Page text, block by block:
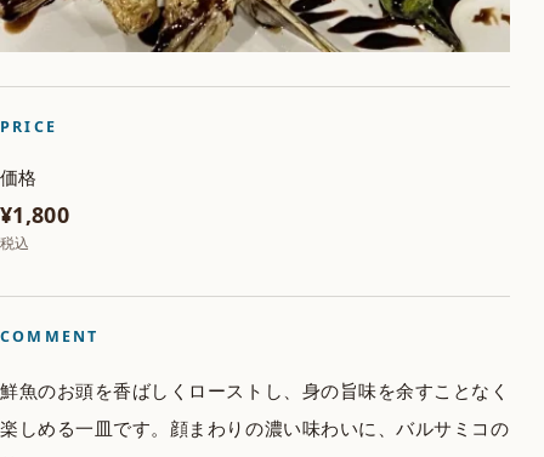
PRICE
価格
¥1,800
税込
COMMENT
鮮魚のお頭を香ばしくローストし、身の旨味を余すことなく
楽しめる一皿です。顔まわりの濃い味わいに、バルサミコの